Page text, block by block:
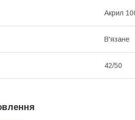
Акрил
В'язане
42/50